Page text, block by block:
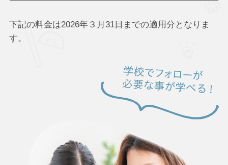
下記の料金は2026年３月31日までの適用分となりま
す。